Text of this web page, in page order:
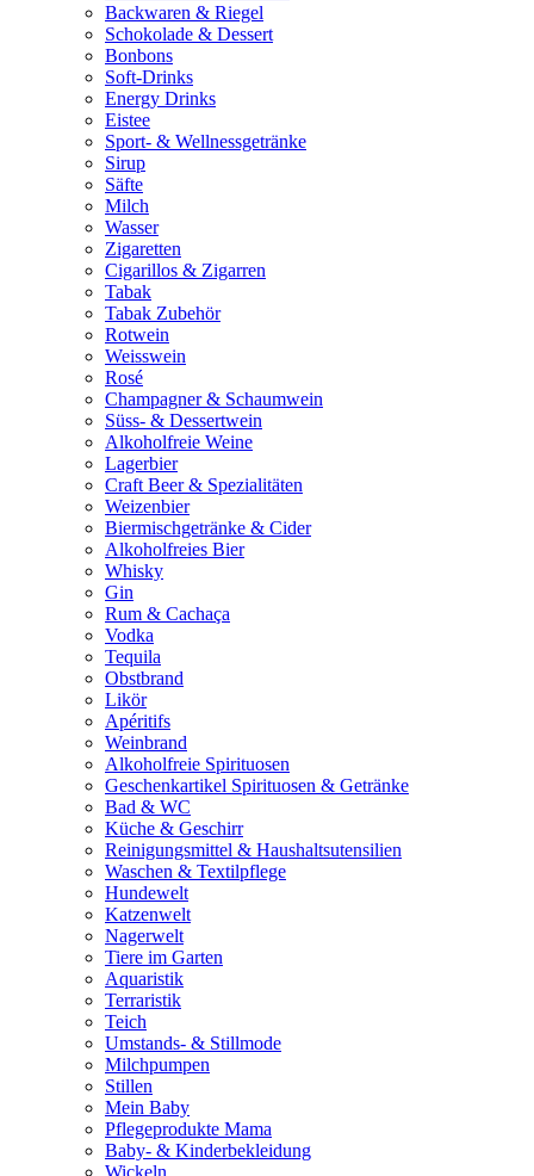
Backwaren & Riegel
Schokolade & Dessert
Bonbons
Soft-Drinks
Energy Drinks
Eistee
Sport- & Wellnessgetränke
Sirup
Säfte
Milch
Wasser
Zigaretten
Cigarillos & Zigarren
Tabak
Tabak Zubehör
Rotwein
Weisswein
Rosé
Champagner & Schaumwein
Süss- & Dessertwein
Alkoholfreie Weine
Lagerbier
Craft Beer & Spezialitäten
Weizenbier
Biermischgetränke & Cider
Alkoholfreies Bier
Whisky
Gin
Rum & Cachaça
Vodka
Tequila
Obstbrand
Likör
Apéritifs
Weinbrand
Alkoholfreie Spirituosen
Geschenkartikel Spirituosen & Getränke
Bad & WC
Küche & Geschirr
Reinigungsmittel & Haushaltsutensilien
Waschen & Textilpflege
Hundewelt
Katzenwelt
Nagerwelt
Tiere im Garten
Aquaristik
Terraristik
Teich
Umstands- & Stillmode
Milchpumpen
Stillen
Mein Baby
Pflegeprodukte Mama
Baby- & Kinderbekleidung
Wickeln